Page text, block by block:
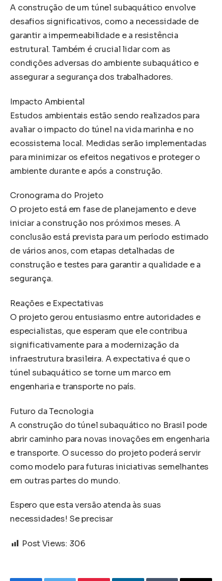
A construção de um túnel subaquático envolve
desafios significativos, como a necessidade de
garantir a impermeabilidade e a resistência
estrutural. Também é crucial lidar com as
condições adversas do ambiente subaquático e
assegurar a segurança dos trabalhadores.
Impacto Ambiental
Estudos ambientais estão sendo realizados para
avaliar o impacto do túnel na vida marinha e no
ecossistema local. Medidas serão implementadas
para minimizar os efeitos negativos e proteger o
ambiente durante e após a construção.
Cronograma do Projeto
O projeto está em fase de planejamento e deve
iniciar a construção nos próximos meses. A
conclusão está prevista para um período estimado
de vários anos, com etapas detalhadas de
construção e testes para garantir a qualidade e a
segurança.
Reações e Expectativas
O projeto gerou entusiasmo entre autoridades e
especialistas, que esperam que ele contribua
significativamente para a modernização da
infraestrutura brasileira. A expectativa é que o
túnel subaquático se torne um marco em
engenharia e transporte no país.
Futuro da Tecnologia
A construção do túnel subaquático no Brasil pode
abrir caminho para novas inovações em engenharia
e transporte. O sucesso do projeto poderá servir
como modelo para futuras iniciativas semelhantes
em outras partes do mundo.
Espero que esta versão atenda às suas
necessidades! Se precisar
Post Views: 306